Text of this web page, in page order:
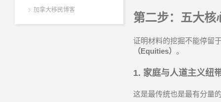
第二步：五大核
证明材料的挖掘不能停留
（Equities） 。
1. 家庭与人道主义纽
这是最传统也是最有分量
加拿大移民博客